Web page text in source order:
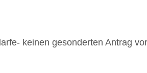
keinen gesonderten Antrag